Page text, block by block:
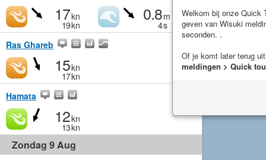
17kn
19kn
0.8m
4s
Ras Ghareb
15kn
17kn
Hamata
12kn
13kn
Zondag 9 Aug
Welkom bij onze Quick
geven van Wisuki
seconden. .
Of je komt later terug
meldingen > Quick